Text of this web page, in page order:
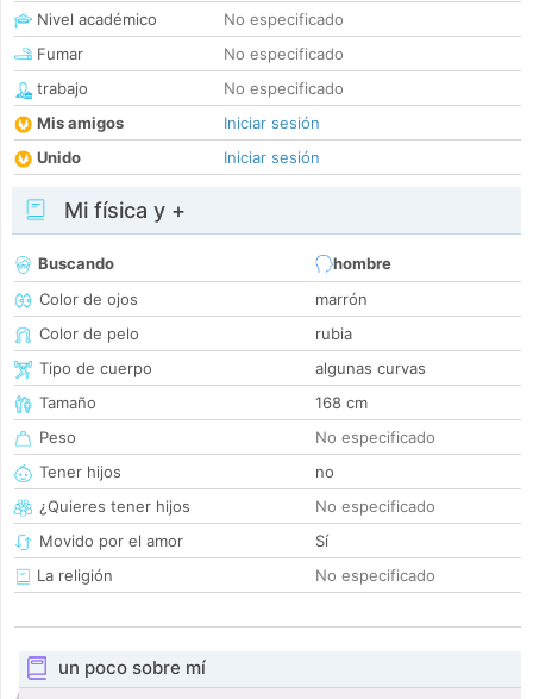
Nivel académico
No especificado
Fumar
No especificado
trabajo
No especificado
Mis amigos
Iniciar sesión
Unido
Iniciar sesión
Mi física y +
Buscando
hombre
Color de ojos
marrón
Color de pelo
rubia
Tipo de cuerpo
algunas curvas
Tamaño
168 cm
Peso
No especificado
Tener hijos
no
¿Quieres tener hijos
No especificado
Movido por el amor
Sí
La religión
No especificado
un poco sobre mí